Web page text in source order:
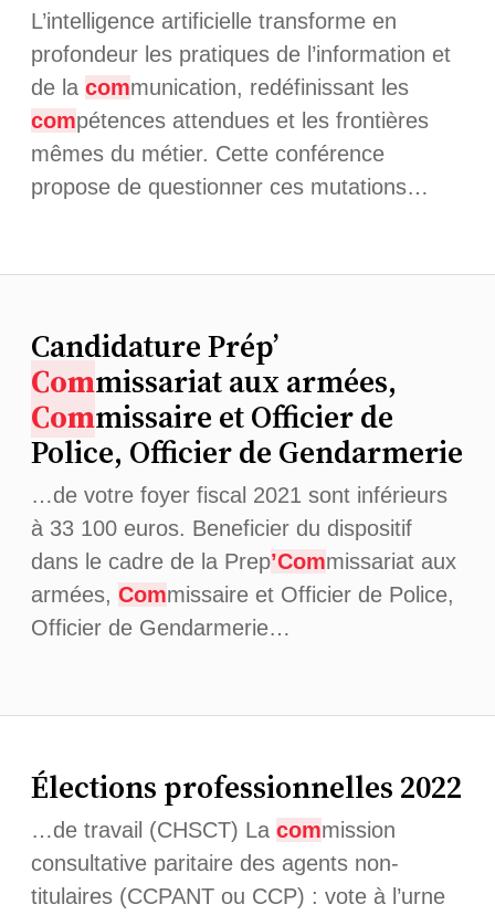
L’intelligence artificielle transforme en
profondeur les pratiques de l’information et
de la communication, redéfinissant les
compétences attendues et les frontières
mêmes du métier. Cette conférence
propose de questionner ces mutations…
Candidature Prép’
Commissariat aux armées,
Commissaire et Officier de
Police, Officier de Gendarmerie
…de votre foyer fiscal 2021 sont inférieurs
à 33 100 euros. Beneficier du dispositif
dans le cadre de la Prep’Commissariat aux
armées, Commissaire et Officier de Police,
Officier de Gendarmerie…
Élections professionnelles 2022
…de travail (CHSCT) La commission
consultative paritaire des agents non-
titulaires (CCPANT ou CCP) : vote à l’urne